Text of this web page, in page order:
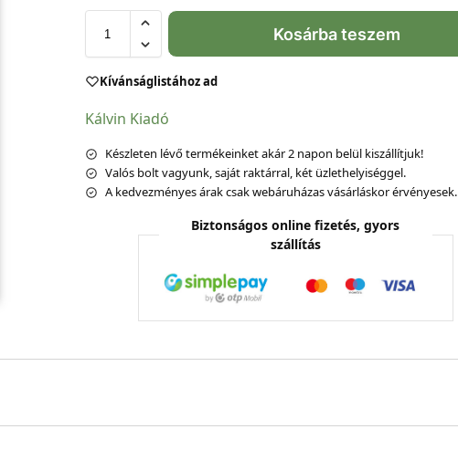
Kosárba teszem
Kívánságlistához ad
Kálvin Kiadó
Készleten lévő termékeinket akár 2 napon belül kiszállítjuk!
Valós bolt vagyunk, saját raktárral, két üzlethelyiséggel.
A kedvezményes árak csak webáruházas vásárláskor érvényesek.
Biztonságos online fizetés, gyors
szállítás